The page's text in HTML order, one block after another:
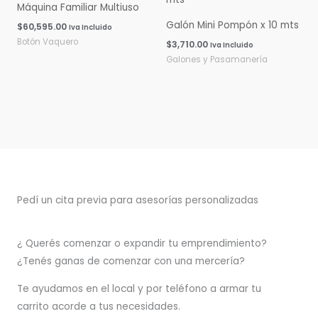
Máquina Familiar Multiuso
$60,595.00 Iva Incluido
Botón Vaquero
Galón Mini Pompón x 10 mts
$3,710.00 Iva Incluido
Galones y Pasamanería
Pedí un cita previa para asesorías personalizadas
¿ Querés comenzar o expandir tu emprendimiento?
¿Tenés ganas de comenzar con una mercería?
Te ayudamos en el local y por teléfono a armar tu
carrito acorde a tus necesidades.